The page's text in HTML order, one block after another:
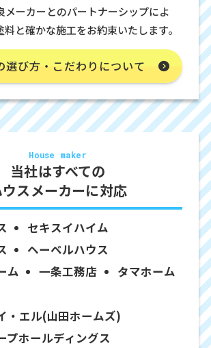
メーカーとのパートナーシップによ
料と確かな施工をお約束いたします。
選び方・こだわりについて
House maker
当社はすべての
スメーカーに対応
セキスイハイム
ヘーベルハウス
ム
一条工務店
タマホーム
・エル(山田ホームズ)
プホールディングス